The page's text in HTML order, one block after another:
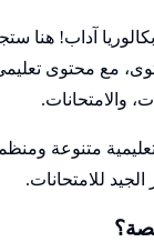
بكالوريا آداب! هنا
مع محتوى
والامتحانات.
متنوعة
للامتحانات.